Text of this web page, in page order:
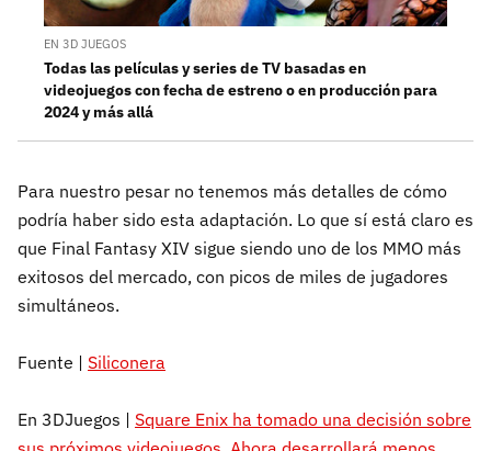
EN 3D JUEGOS
Todas las películas y series de TV basadas en
videojuegos con fecha de estreno o en producción para
2024 y más allá
Para nuestro pesar no tenemos más detalles de cómo
podría haber sido esta adaptación. Lo que sí está claro es
que Final Fantasy XIV sigue siendo uno de los MMO más
exitosos del mercado, con picos de miles de jugadores
simultáneos.
Fuente | Siliconera
En 3DJuegos | Square Enix ha tomado una decisión sobre